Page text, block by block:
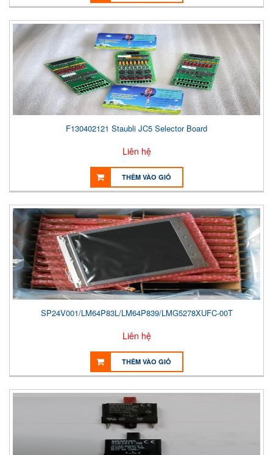
F130402121 Staubli JC5 Selector Board
Liên hệ
THÊM VÀO GIỎ
SP24V001/LM64P83L/LM64P839/LMG5278XUFC-00T
Liên hệ
THÊM VÀO GIỎ